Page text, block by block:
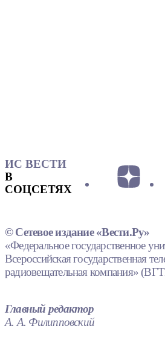
ИС ВЕСТИ
В
СОЦСЕТЯХ
© Сетевое издание «Вести.Ру»
«Федеральное государственное
Всероссийская государственная
радиовещательная компания»
Главный редактор
А. А. Филипповский